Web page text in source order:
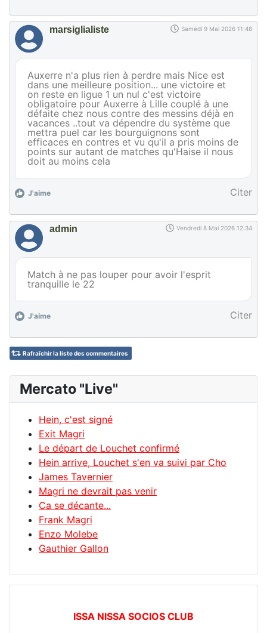
marsiglialiste Samedi 9 Mai 2026 11:48
Auxerre n'a plus rien à perdre mais Nice est
dans une meilleure position... une victoire et
on reste en ligue 1 un nul c'est victoire
obligatoire pour Auxerre à Lille couplé à une
défaite chez nous contre des messins déjà en
vacances ..tout va dépendre du système que
mettra puel car les bourguignons sont
efficaces en contres et vu qu'il a pris moins de
points sur autant de matches qu'Haise il nous
doit au moins cela
J'aime Citer
admin Vendredi 8 Mai 2026 12:34
Match à ne pas louper pour avoir l'esprit
tranquille le 22
J'aime Citer
Rafraîchir la liste des commentaires
Mercato "Live"
Hein, c'est signé
Exit Magri
Le départ de Louchet confirmé
Hein arrive, Louchet s'en va suivi par Cho
James Tavernier
Magri ne devrait pas venir
Ca se décante...
Frank Magri
Enzo Molebe
Gauthier Gallon
ISSA NISSA SOCIOS CLUB